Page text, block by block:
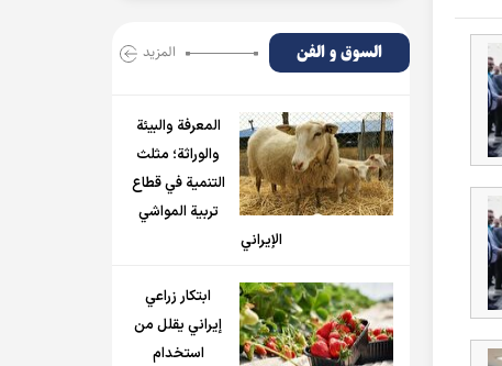
السوق و الفن المزید
المعرفة والبيئة
والوراثة؛ مثلث
التنمية في قطاع
تربية المواشي
الإيراني
ابتكار زراعي
إيراني يقلل من
استخدام